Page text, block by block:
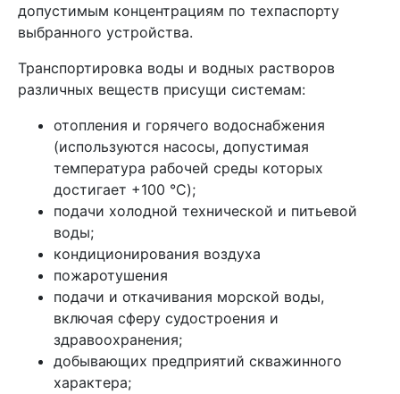
допустимым концентрациям по техпаспорту
выбранного устройства.
Транспортировка воды и водных растворов
различных веществ присущи системам:
отопления и горячего водоснабжения
(используются насосы, допустимая
температура рабочей среды которых
достигает +100 °C);
подачи холодной технической и питьевой
воды;
кондиционирования воздуха
пожаротушения
подачи и откачивания морской воды,
включая сферу судостроения и
здравоохранения;
добывающих предприятий скважинного
характера;